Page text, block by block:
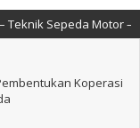
Sepeda Motor –
Koperasi